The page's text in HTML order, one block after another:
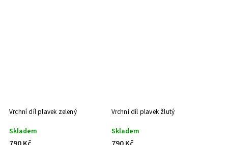
Vrchní díl plavek zelený
Skladem
Vrchní díl plavek žlutý
Skladem